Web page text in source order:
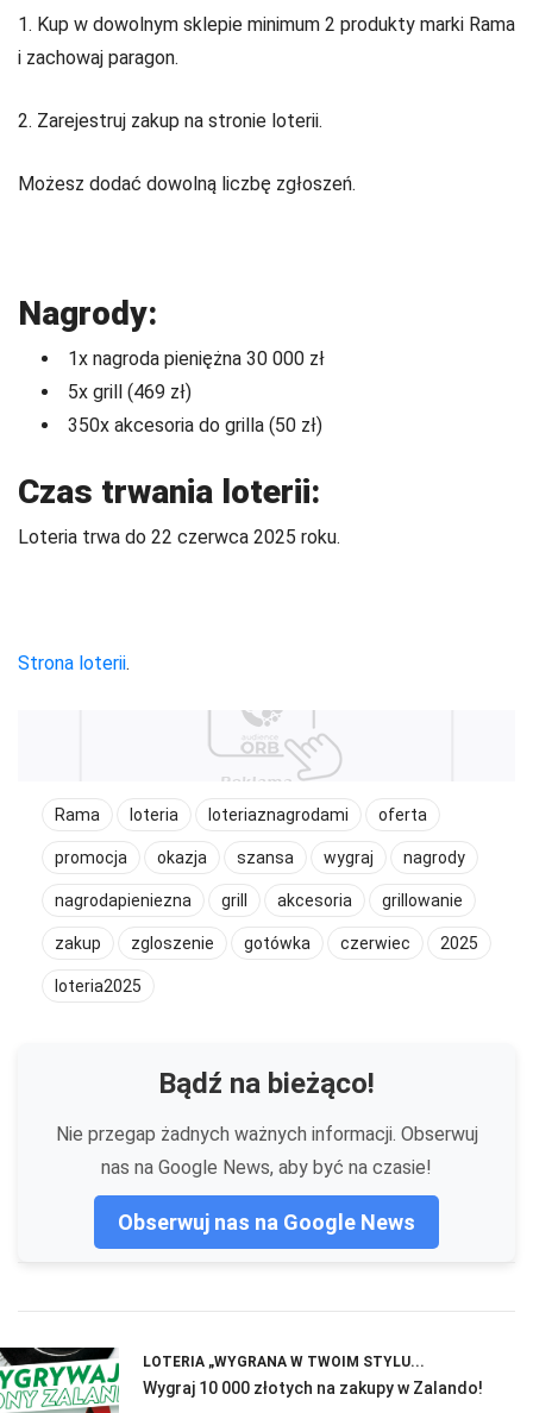
1. Kup w dowolnym sklepie minimum 2 produkty marki Rama
i zachowaj paragon.
2. Zarejestruj zakup na stronie loterii.
Możesz dodać dowolną liczbę zgłoszeń.
Nagrody:
1x nagroda pieniężna 30 000 zł
5x grill (469 zł)
350x akcesoria do grilla (50 zł)
Czas trwania loterii:
Loteria trwa do 22 czerwca 2025 roku.
Strona loterii.
Rama loteria loteriaznagrodami oferta
promocja okazja szansa wygraj nagrody
nagrodapieniezna grill akcesoria grillowanie
zakup zgloszenie gotówka czerwiec 2025
loteria2025
Bądź na bieżąco!
Nie przegap żadnych ważnych informacji. Obserwuj
nas na Google News, aby być na czasie!
Obserwuj nas na Google News
LOTERIA „WYGRANA W TWOIM STYLU...
Wygraj 10 000 złotych na zakupy w Zalando!